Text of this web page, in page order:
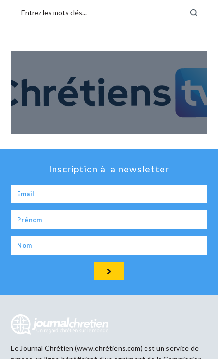
Inscription à la newsletter
Le Journal Chrétien (www.chrétiens.com) est un service de